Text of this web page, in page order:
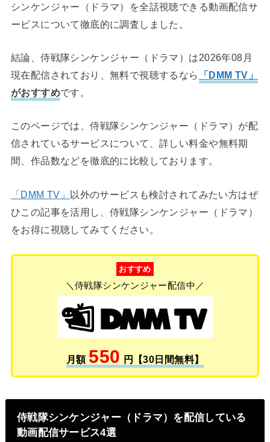
シンケンジャー（ドラマ）を全話視聴できる動画配信サ
ービスについて徹底的に調査しました。
結論、侍戦隊シンケンジャー（ドラマ）は2026年08月
現在配信されており、無料で視聴するなら
「DMM TV」
がおすすめです。
このページでは、侍戦隊シンケンジャー（ドラマ）が配
信されているサービスについて、詳しい料金や無料期
間、作品数などを徹底的に比較しております。
「DMM TV」 以外のサービスも検討されてみたい方はぜ
ひこの記事を活用し、侍戦隊シンケンジャー（ドラマ）
をお得に視聴してみてください。
おすすめ
＼侍戦隊シンケンジャー配信中／
月額 550 円【30日間無料】
侍戦隊シンケンジャー（ドラマ）を配信している
動画配信サービス4選